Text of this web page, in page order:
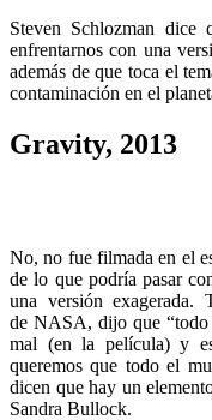
Steven Schlozman
enfrentarnos con una
además de que toca el
contaminación en el
Gravity, 2013
No, no fue filmada en el
de lo que podría pasar
una versión exagerada.
de NASA, dijo que “todo
mal (en la película) y
queremos que todo el
dicen que hay un
Sandra Bullock.